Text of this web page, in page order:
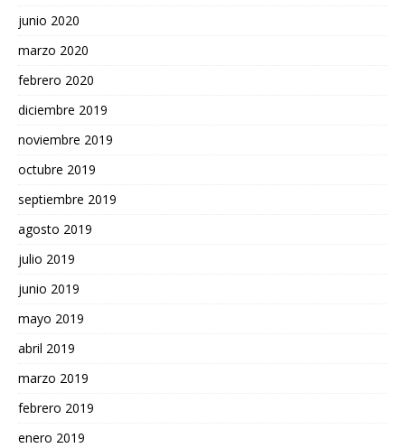
junio 2020
marzo 2020
febrero 2020
diciembre 2019
noviembre 2019
octubre 2019
septiembre 2019
agosto 2019
julio 2019
junio 2019
mayo 2019
abril 2019
marzo 2019
febrero 2019
enero 2019